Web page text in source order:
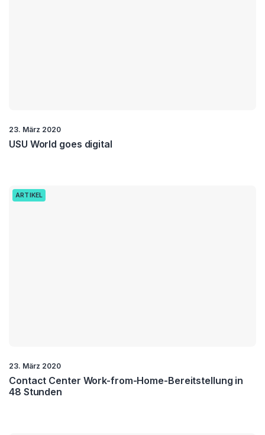
23. März 2020
USU World goes digital
ARTIKEL
23. März 2020
Contact Center Work-from-Home-Bereitstellung in
48 Stunden